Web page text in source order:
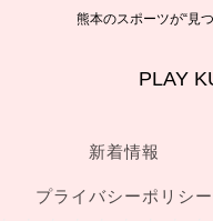
熊本のスポーツが“見
PLAY
新着情報
プライバシーポリシー